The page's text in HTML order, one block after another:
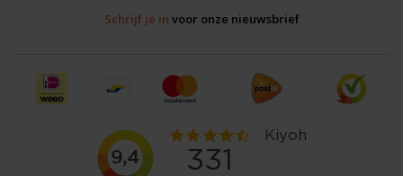
Schrijf je in voor onze nieuwsbrief